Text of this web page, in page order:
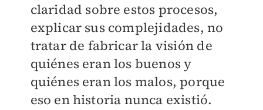
claridad sobre estos procesos,
explicar sus complejidades, no
tratar de fabricar la visión de
quiénes eran los buenos y
quiénes eran los malos, porque
eso en historia nunca existió.